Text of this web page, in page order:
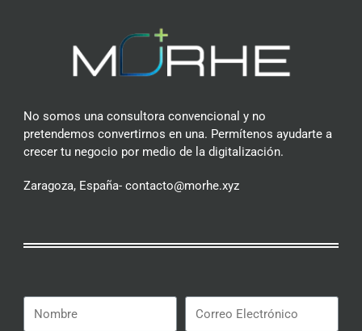
No somos una consultora convencional y no
pretendemos convertirnos en una. Permítenos ayudarte a
crecer tu negocio por medio de la digitalización.
Zaragoza, España- contacto@morhe.xyz